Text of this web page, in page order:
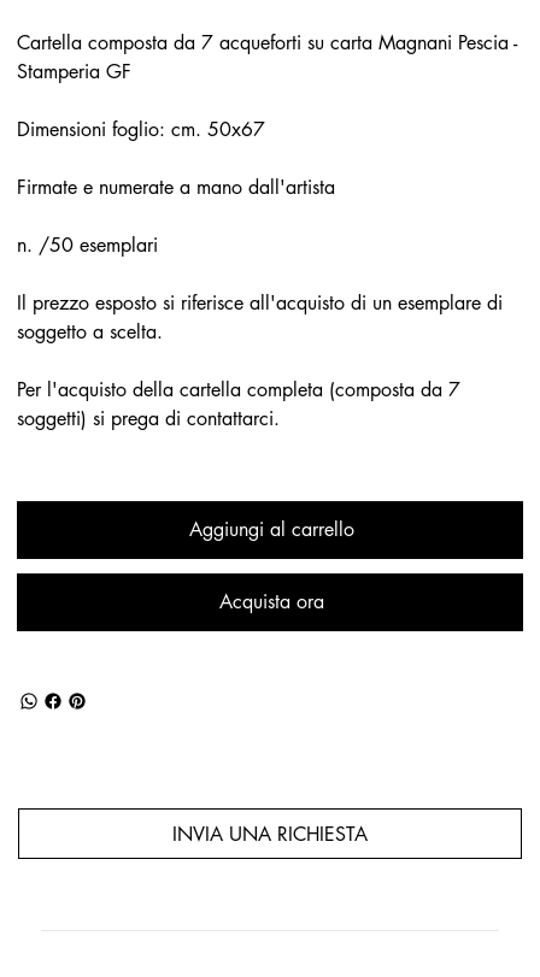
Cartella composta da 7 acqueforti su carta Magnani Pescia -
Stamperia GF
Dimensioni foglio: cm. 50x67
Firmate e numerate a mano dall'artista
n. /50 esemplari
Il prezzo esposto si riferisce all'acquisto di un esemplare di
soggetto a scelta.
Per l'acquisto della cartella completa (composta da 7
soggetti) si prega di contattarci.
Aggiungi al carrello
Acquista ora
INVIA UNA RICHIESTA